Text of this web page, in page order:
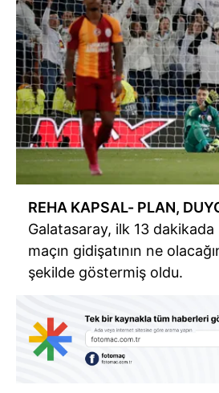
REHA KAPSAL- PLAN,
Galatasaray, ilk 13
maçın gidişatının ne
şekilde göstermiş oldu.